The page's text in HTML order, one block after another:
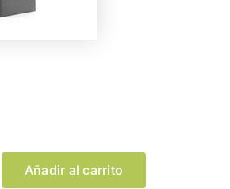
Añadir al carrito